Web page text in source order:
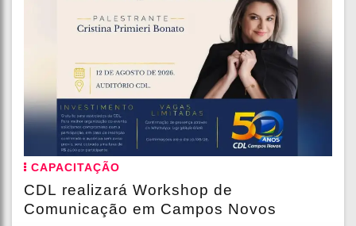
CAPACITAÇÃO
CDL realizará Workshop de
Comunicação em Campos Novos